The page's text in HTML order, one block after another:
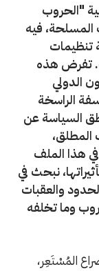
"الحروب
فيه
تنظيمات
تفرض هذه
الدولي
الراسخة
السياسة عن
المطلق،
هذا الملف
نبحث في
والعقبات
وما تخلفه
المُسْتَعِر،